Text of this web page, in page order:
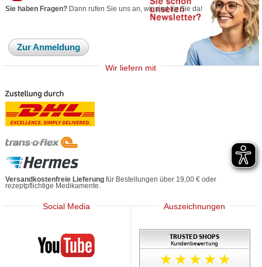
Sie haben Fragen? Dann rufen Sie uns an, wir sind für Sie da!
Zur Anmeldung
Wir liefern mit
Versandkostenfreie Lieferung für Bestellungen über 19,00 € oder
rezeptpflichtige Medikamente.
Social Media
Mediherz
Auszeichnungen